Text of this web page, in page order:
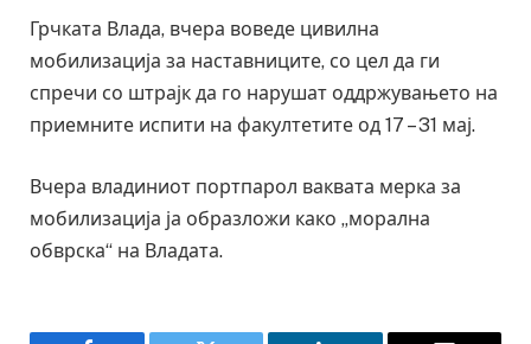
Грчката Влада, вчера воведе цивилна
мобилизација за наставниците, со цел да ги
спречи со штрајк да го нарушат оддржувањето на
приемните испити на факултетите од 17 – 31 мај.
Вчера владиниот портпарол ваквата мерка за
мобилизација ја образложи како „морална
обврска“ на Владата.